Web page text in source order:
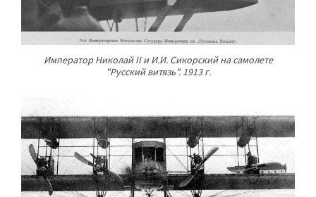
Император Николай II и И.И. Сикорский на самолете
"Русский витязь". 1913 г.